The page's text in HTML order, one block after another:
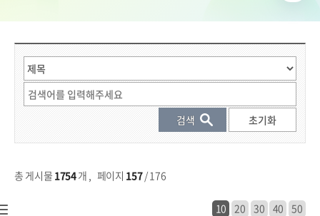
총 게시물 1754개 , 페이지 157/ 176
10 20 30 40 50